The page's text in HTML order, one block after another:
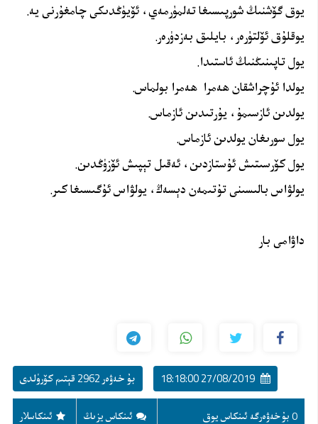
يوق گۆشنىڭ شورپىسىغا تەلمۈرمەي، ئۆيۈڭدىكى چامغۇرنى يە.
يوقلۇق ئۆلتۈرەر، بايلىق بەزدۈرەر.
يول تاپىنىڭنىڭ ئاستىدا.
يولدا ئۇچراشقان ھەمرا ھەمرا بولماس.
يولدىن ئازسىمۇ، يۇرتىدىن ئازماس.
يول سورىغان يولدىن ئازماس.
يول كۆرسىتىش ئۇستازدىن، ئەقىل تېپىش ئۆزۈڭدىن.
يولۋاس بالىسىنى تۇتىمەن دېسەڭ، يولۋاس ئۇگىسىغا كىر.
داۋامى بار
بۇ خەۋەر 2962 قېتىم كۆرۈلدى 27/08/2019 18:18:00
ئىنكاسلار ئىنكاس يزىڭ 0 بۇ خەۋەرگە ئىنكاس يوق